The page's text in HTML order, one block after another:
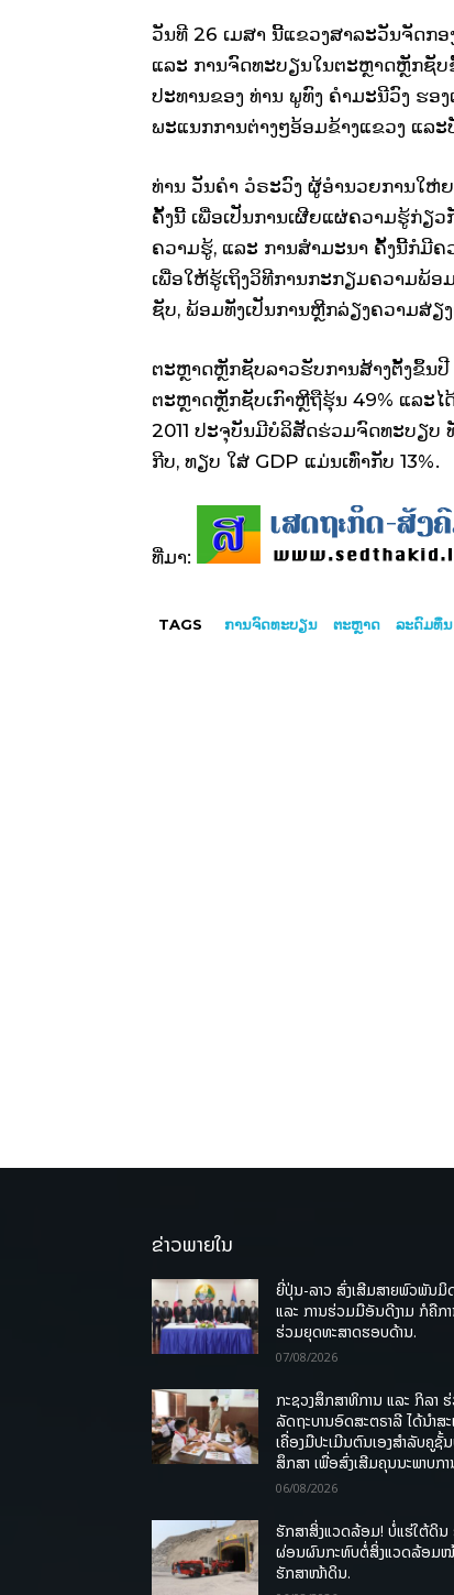
ວັນທີ 26 ເມສາ ນີ້ແຂວງສາລະວັນຈັດກ
ແລະ ການຈົດທະບຽນໃນຕະຫຼາດຫຼັກຊັ
ປະທານຂອງ ທ່ານ ພູທົງ ຄຳມະນີວົງ ຮອ
ພະແນກການຕ່າງໆອ້ອມຂ້າງແຂວງ ແລ
ທ່ານ ວັນຄຳ ວໍຣະວົງ ຜູ້ອຳນວຍການໃຫ່
ຄັ້ງນີ້ ເພື່ອເປັນການເຜີຍແຜ່ຄວາມຮູ້ກ່ຽ
ຄວາມຮູ້, ແລະ ການສຳມະນາ ຄັ້ງນີ້ກໍມີ
ເພື່ອໃຫ້ຮູ້ເຖິງວິທີການກະກຽມຄວາມພ້
ຊັບ, ພ້ອມທັງເປັນການຫຼີກລ່ຽງຄວາມສ່ຽ
ຕະຫຼາດຫຼັກຊັບລາວຮັບການສ້າງຕັ້ງຂຶ້ນປີ
ຕະຫຼາດຫຼັກຊັບເກົາຫຼີຖືຮຸ້ນ 49% ແລະໄ
2011 ປະຈຸບັນມີບໍລິສັດຮ່ວມຈົດທະບຽ
ກີບ, ທຽບ ໃສ່ GDP ແມ່ນເທົ່າກັບ 13%.
ທີ່ມາ:
TAGS ການຈົດທະບຽນ ຕະຫຼາດ ລະດົມທຶນ
ຂ່າວພາຍໃນ
ຍີ່ປຸ່ນ-ລາວ ສົ່ງເສີມສາຍພົວພັນມິ
ແລະ ການຮ່ວມມືອັນດີງາມ ກໍຄືກ
ຮ່ວມຍຸດທະສາດຮອບດ້ານ.
07/08/2026
ກະຊວງສຶກສາທິການ ແລະ ກິລາ
ລັດຖະບານອົດສະຕຣາລີ ໄດ້ນຳສ
ເຄື່ອງມືປະເມີນຕົນເອງສຳລັບຄູຊັ້
ສຶກສາ ເພື່ອສົ່ງເສີມຄຸນນະພາບກ
06/08/2026
ຮັກສາສິ່ງແວດລ້ອມ! ບໍ່ແຮ່ໃຕ້ດິ
ຜ່ອນຜົນກະທົບຕໍ່ສິ່ງແວດລ້ອມ
ຮັກສາໜ້າດິນ.